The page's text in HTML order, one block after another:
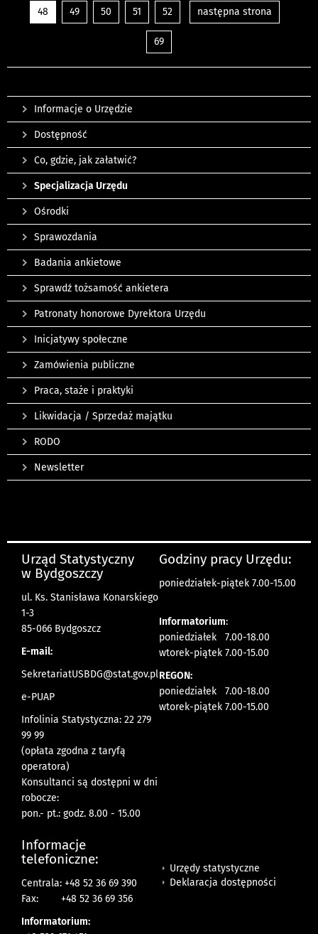
48 49 50 51 52 następna strona
69
Informacje o Urzędzie
Dostępność
Co, gdzie, jak załatwić?
Specjalizacja Urzędu
Ośrodki
Sprawozdania
Badania ankietowe
Sprawdź tożsamość ankietera
Patronaty honorowe Dyrektora Urzędu
Inicjatywy społeczne
Zamówienia publiczne
Praca, staże i praktyki
Likwidacja / Sprzedaż majątku
RODO
Newsletter
Urząd Statystyczny
w Bydgoszczy
ul. Ks. Stanisława Konarskiego
1-3
85-066 Bydgoszcz
E-mail:
SekretariatUSBDG@stat.gov.pl
e-PUAP
Infolinia Statystyczna: 22 279
99 99
(opłata zgodna z taryfą
operatora)
Konsultanci są dostępni w dni
robocze:
pon.- pt.: godz. 8.00 - 15.00
Godziny pracy Urzędu:
poniedziałek-piątek 7.00-15.00
Informatorium:
poniedziałek 7.00-18.00
wtorek-piątek 7.00-15.00
REGON:
poniedziałek 7.00-18.00
wtorek-piątek 7.00-15.00
Informacje
telefoniczne:
Centrala: +48 52 36 69 390
Fax:
+48 52 36 69 356
Informatorium:
Urzędy statystyczne
Deklaracja dostępności